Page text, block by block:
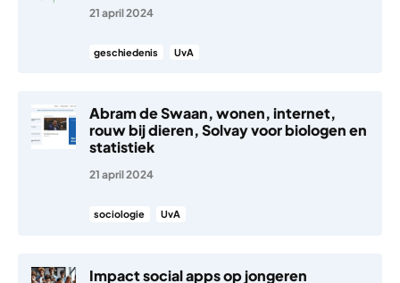
21 april 2024
geschiedenis UvA
Abram de Swaan, wonen, internet,
rouw bij dieren, Solvay voor biologen en
statistiek
21 april 2024
sociologie UvA
Impact social apps op jongeren